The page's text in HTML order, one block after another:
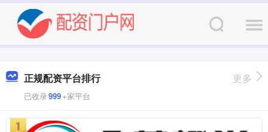
正规配资平台排行
已收录999+家平台
更多